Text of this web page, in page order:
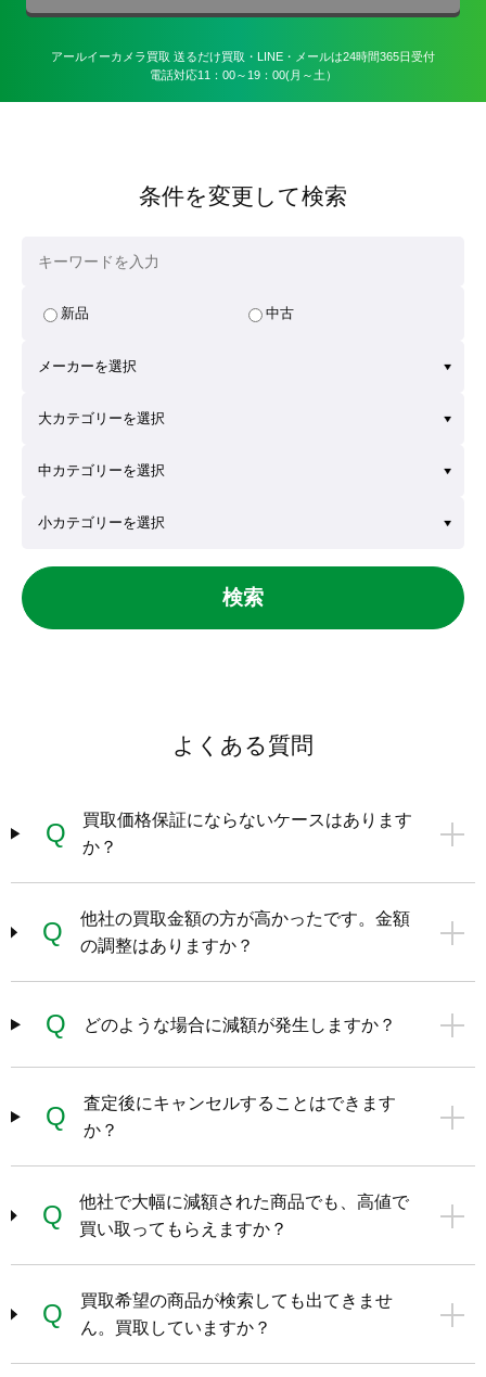
アールイーカメラ買取 送るだけ買取・LINE・メールは24時間365日受付
電話対応11：00～19：00(月～土）
条件を変更して検索
新品 中古
検索
よくある質問
Q
買取価格保証にならないケースはあります
か？
Q
他社の買取金額の方が高かったです。金額
の調整はありますか？
Q どのような場合に減額が発生しますか？
Q
査定後にキャンセルすることはできます
か？
Q
他社で大幅に減額された商品でも、高値で
買い取ってもらえますか？
Q
買取希望の商品が検索しても出てきませ
ん。買取していますか？